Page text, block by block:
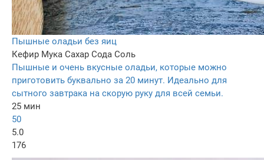
Пышные оладьи без яиц
Кефир Мука Сахар Сода Соль
Пышные и очень вкусные оладьи, которые можно
приготовить буквально за 20 минут. Идеально для
сытного завтрака на скорую руку для всей семьи.
25 мин
50
5.0
176